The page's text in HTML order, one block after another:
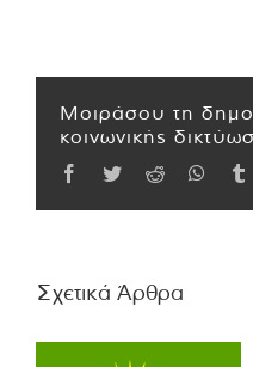
Μοιράσου τη
κοινωνικής
Facebook
TwitterReddit
Σχετικά Άρθρα